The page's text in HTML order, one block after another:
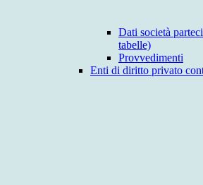
Dati società
tabelle)
Provvedimenti
Enti di diritto privato